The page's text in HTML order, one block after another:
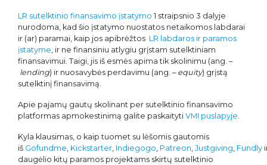
LR sutelktinio finansavimo įstatymo 1 straipsnio 3 dalyje
nurodoma, kad šio įstatymo nuostatos netaikomos labdarai
ir (ar) paramai, kaip jos apibrėžtos LR labdaros ir paramos
įstatyme , ir ne finansiniu atlygiu grįstam sutelktiniam
finansavimui. Taigi, jis iš esmės apima tik skolinimu (ang. –
lending) ir nuosavybės perdavimu (ang. – equity) grįstą
sutelktinį finansavimą.
Apie pajamų gautų skolinant per sutelktinio finansavimo
platformas apmokestinimą galite paskaityti VMI puslapyje
Kyla klausimas, o kaip tuomet su lėšomis gautomis
iš Gofundme Kickstarter Indiegogo Patreon Justgiving Fundly
daugėlio kitų paramos projektams skirtų sutelktinio